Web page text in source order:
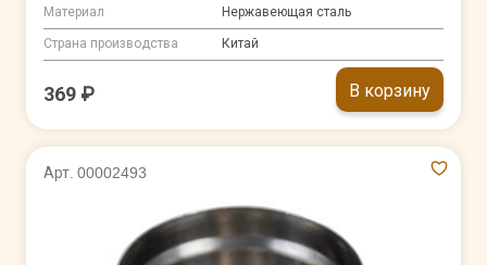
Материал Нержавеющая сталь
Страна производства Китай
369 ₽ В корзину
Арт. 00002493